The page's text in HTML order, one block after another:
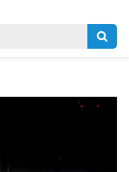
Rechercher